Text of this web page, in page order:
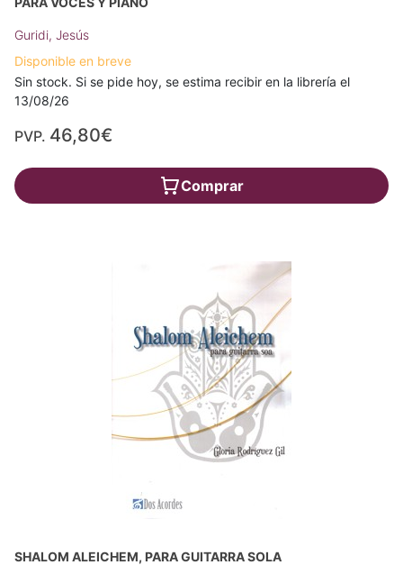
Guridi, Jesús
Disponible en breve
Sin stock. Si se pide hoy, se estima recibir en la librería el
13/08/26
PVP. 46,80€
Comprar
SHALOM ALEICHEM, PARA GUITARRA SOLA